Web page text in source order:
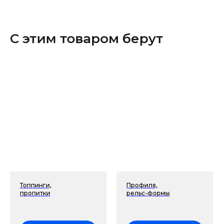
С этим товаром берут
Топпинги,
пропитки
Профиля,
рельс-формы